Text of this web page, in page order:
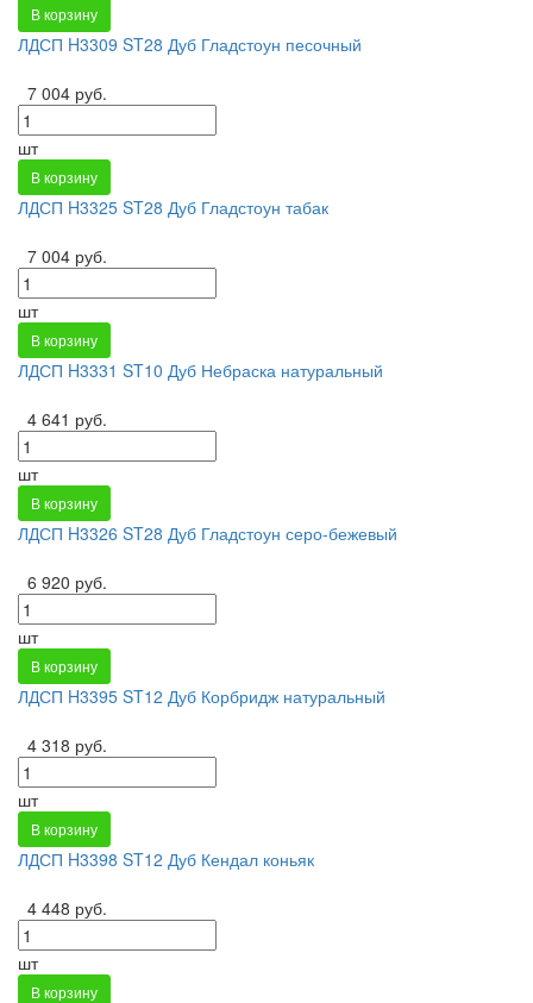
В корзину
ЛДСП H3309 ST28 Дуб Гладстоун песочный
7 004 руб.
шт
В корзину
ЛДСП H3325 ST28 Дуб Гладстоун табак
7 004 руб.
шт
В корзину
ЛДСП H3331 ST10 Дуб Небраска натуральный
4 641 руб.
шт
В корзину
ЛДСП H3326 ST28 Дуб Гладстоун серо-бежевый
6 920 руб.
шт
В корзину
ЛДСП H3395 ST12 Дуб Корбридж натуральный
4 318 руб.
шт
В корзину
ЛДСП H3398 ST12 Дуб Кендал коньяк
4 448 руб.
шт
В корзину